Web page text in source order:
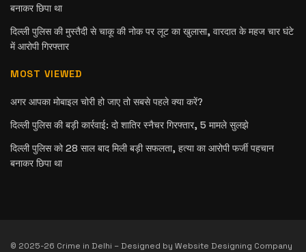
बनाकर छिपा था
दिल्ली पुलिस की मुस्तैदी से चाकू की नोक पर लूट का खुलासा, वारदात के महज चार घंटे
में आरोपी गिरफ्तार
MOST VIEWED
अगर आपका मोबाइल चोरी हो जाए तो सबसे पहले क्या करें?
दिल्ली पुलिस की बड़ी कार्रवाई: दो शातिर स्नैचर गिरफ्तार, 5 मामले सुलझे
दिल्ली पुलिस को 28 साल बाद मिली बड़ी सफलता, हत्या का आरोपी फर्जी पहचान
बनाकर छिपा था
© 2025-26 Crime in Delhi – Designed by Website Designing Company